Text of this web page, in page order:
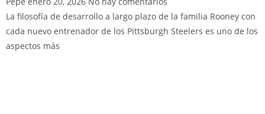
La filosofía de desarrollo a largo plazo de la familia Rooney con
cada nuevo entrenador de los Pittsburgh Steelers es uno de los
aspectos más